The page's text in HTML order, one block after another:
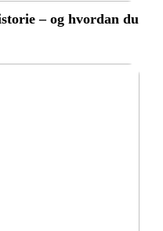
– og hvordan du